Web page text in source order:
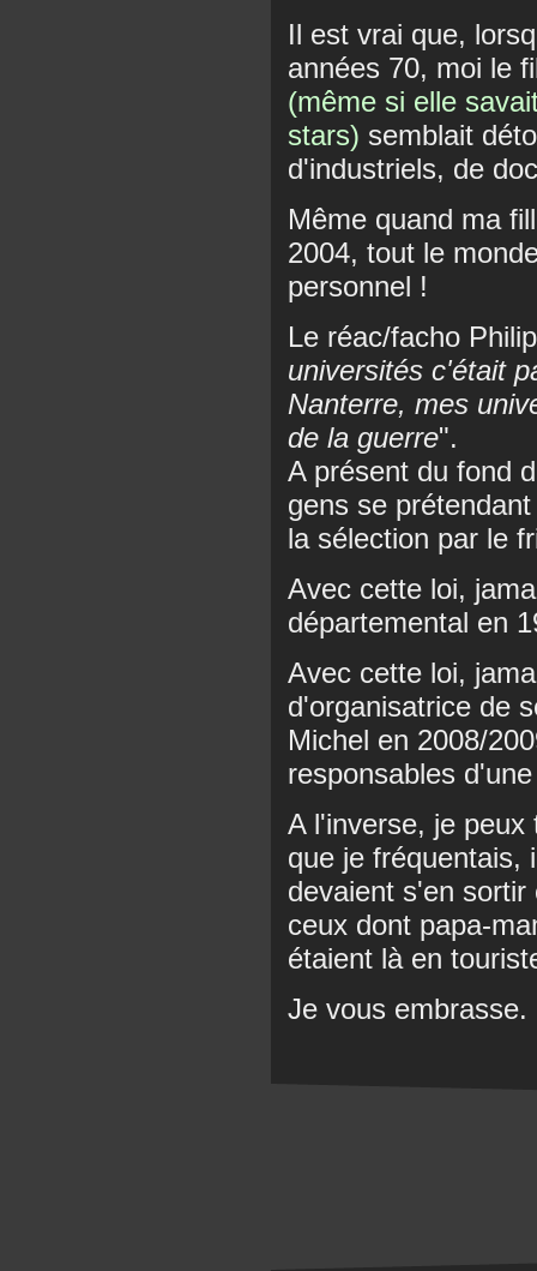
Il est vrai que,
années 70, moi le
(même si elle
stars) semblait
d'industriels, de
Même quand ma
2004, tout le
personnel !
Le réac/facho
universités c'était
Nanterre, mes
de la guerre".
A présent du fond
gens se
la sélection par le
Avec cette loi,
départemental en
Avec cette loi,
d'organisatrice de
Michel en 2008/
responsables
A l'inverse, je
que je fréquentais,
devaient s'en
ceux dont papa-
étaient là en
Je vous embrasse.